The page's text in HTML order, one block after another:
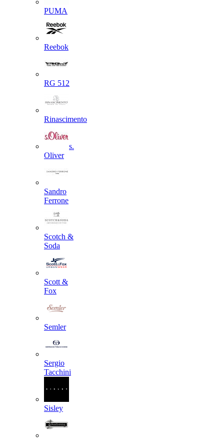
PUMA
Reebok
RG 512
Rinascimento
s.
Oliver
Sandro
Ferrone
Scotch &
Soda
Scott &
Fox
Semler
Sergio
Tacchini
Sisley